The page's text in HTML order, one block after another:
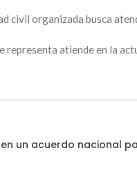
civil organizada busca
representa atiende en la
un acuerdo nacional